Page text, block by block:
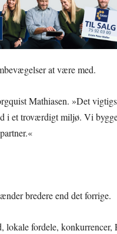
at være med.
Mathiasen. »Det
i et troværdigt miljø. Vi
bredere end det forrige.
fordele, konkurrencer,